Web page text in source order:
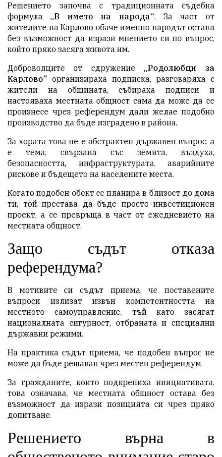
Решението започва с традиционната съдебна
формула „В името на народа“. За част от
жителите на Карлово обаче именно народът остана
без възможност да изрази мнението си по въпрос,
който пряко засяга живота им.
Доброволците от сдружение „Родолюбци за
Карлово“ организираха подписка, разговаряха с
жители на общината, събираха подписи и
настояваха местната общност сама да може да се
произнесе чрез референдум дали желае подобно
производство да бъде изградено в района.
За хората това не е абстрактен държавен въпрос, а
е тема, свързана със земята, въздуха,
безопасността, инфраструктурата, аварийните
рискове и бъдещето на населените места.
Когато подобен обект се планира в близост до дома
ти, той престава да бъде просто инвестиционен
проект, а се превръща в част от ежедневието на
местната общност.
Защо съдът отказа
референдума?
В мотивите си съдът приема, че поставените
въпроси излизат извън компетентността на
местното самоуправление, тъй като засягат
националната сигурност, отбраната и специални
държавни режими.
На практика съдът приема, че подобен въпрос не
може да бъде решаван чрез местен референдум.
За гражданите, които подкрепиха инициативата,
това означава, че местната общност остава без
възможност да изрази позицията си чрез пряко
допитване.
Решението върна в